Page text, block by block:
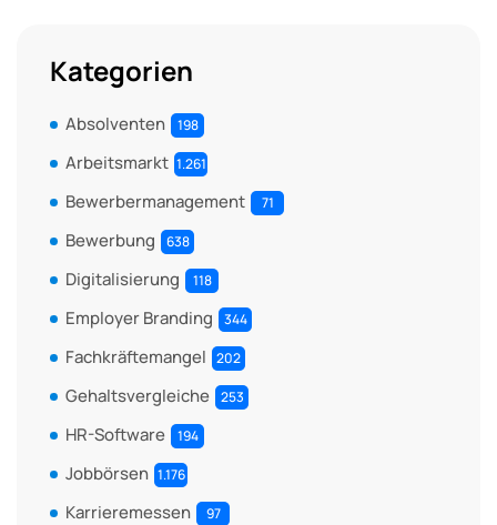
Kategorien
Absolventen 198
Arbeitsmarkt 1.261
Bewerbermanagement 71
Bewerbung 638
Digitalisierung 118
Employer Branding 344
Fachkräftemangel 202
Gehaltsvergleiche 253
HR-Software 194
Jobbörsen 1.176
Karrieremessen 97